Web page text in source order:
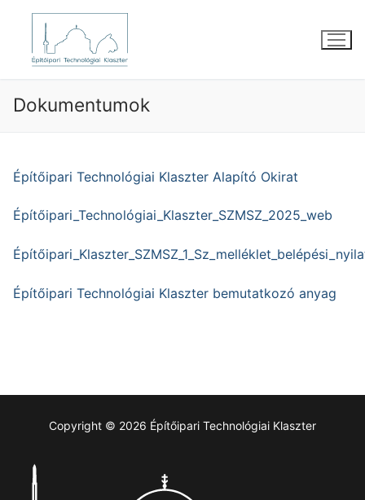
Ugrás
tartalomra
Dokumentumok
Építőipari Technológiai Klaszter Alapító Okirat
Építőipari_Technológiai_Klaszter_SZMSZ_2025_web
Építőipari Technológiai Klaszter bemutatkozó anyag
Copyright © 2026 Építőipari Technológiai Klaszter